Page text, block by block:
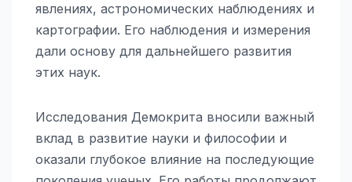
явлениях, астрономических наблюдениях и
картографии. Его наблюдения и измерения
дали основу для дальнейшего развития
этих наук.
Исследования Демокрита вносили важный
вклад в развитие науки и философии и
оказали глубокое влияние на последующие